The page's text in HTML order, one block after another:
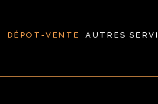
DÉPOT-VENTE AUTRES